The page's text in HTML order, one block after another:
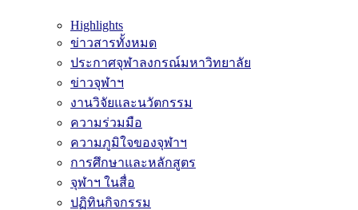
Highlights
ข่าวสารทั้งหมด
ประกาศจุฬาลงกรณ์มหาวิทยาลัย
ข่าวจุฬาฯ
งานวิจัยและนวัตกรรม
ความร่วมมือ
ความภูมิใจของจุฬาฯ
การศึกษาและหลักสูตร
จุฬาฯ ในสื่อ
ปฏิทินกิจกรรม